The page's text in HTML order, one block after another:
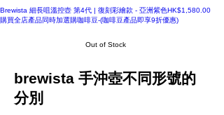
B壺-特別版
Brewista 細長咀溫控壺 第4代 | 復刻彩繪款 - 亞洲紫色Price
HK$1,580.00
購買全店產品同時加選購咖啡豆-(咖啡豆產品即享9折優惠)
Out of Stock
brewista 手沖壺不同形號的
分別